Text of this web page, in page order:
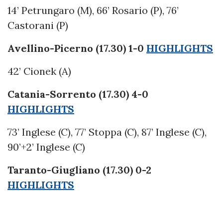
14’ Petrungaro (M), 66’ Rosario (P), 76’
Castorani (P)
Avellino-Picerno (17.30) 1-0 HIGHLIGHTS
42’ Cionek (A)
Catania-Sorrento (17.30) 4-0
HIGHLIGHTS
73’ Inglese (C), 77’ Stoppa (C), 87’ Inglese (C),
90’+2’ Inglese (C)
Taranto-Giugliano (17.30) 0-2
HIGHLIGHTS